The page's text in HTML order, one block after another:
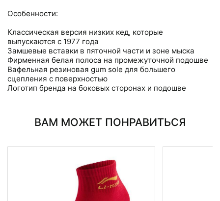
Особенности:
Классическая версия низких кед, которые
выпускаются с 1977 года
Замшевые вставки в пяточной части и зоне мыска
Фирменная белая полоса на промежуточной подошве
Вафельная резиновая gum sole для большего
сцепления с поверхностью
Логотип бренда на боковых сторонах и подошве
ВАМ МОЖЕТ ПОНРАВИТЬСЯ